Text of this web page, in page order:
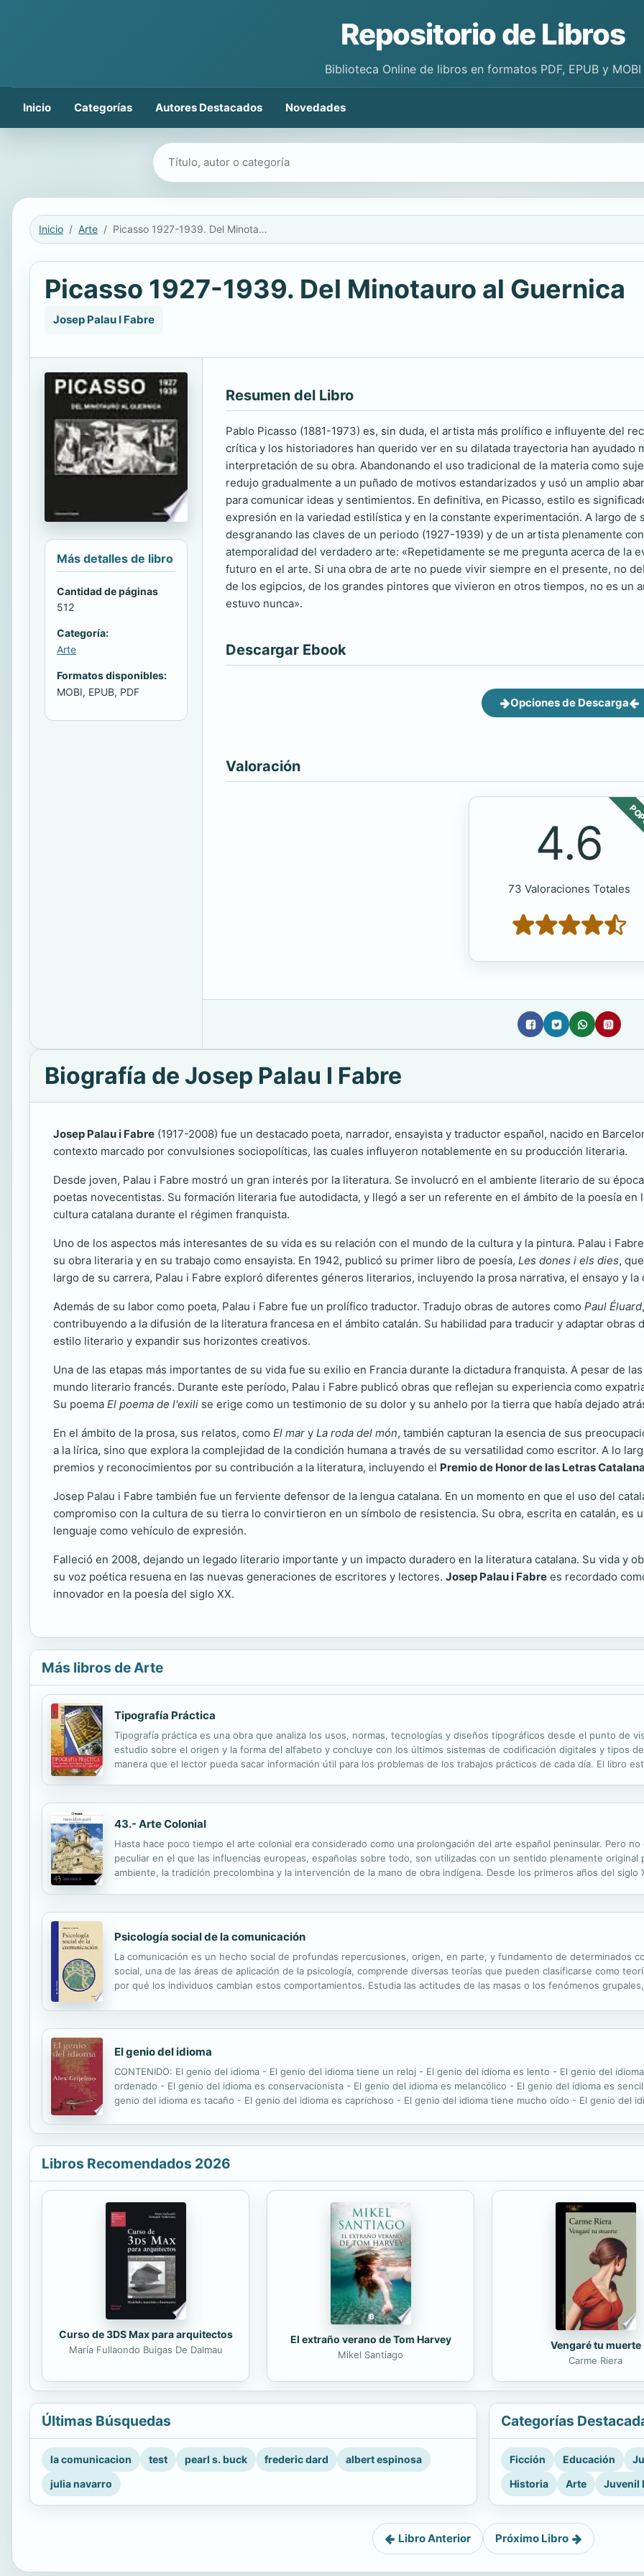
Repositorio de Libros
Biblioteca Online de libros en formatos PDF, EPUB y MOBI
Inicio Categorías Autores Destacados Novedades
Buscar libros
Inicio Arte Picasso 1927-1939. Del Minotauro al Guernica
Picasso 1927-1939. Del Minotauro al Guernica
Josep Palau I Fabre
Más detalles de libro
Cantidad de páginas
512
Categoría:
Arte
Formatos disponibles:
MOBI, EPUB, PDF
Resumen del Libro
Pablo Picasso (1881-1973) es, sin duda, el artista más prolífico e influyente del
crítica y los historiadores han querido ver en su dilatada trayectoria han ayudado
interpretación de su obra. Abandonando el uso tradicional de la materia como
redujo gradualmente a un puñado de motivos estandarizados y usó un amplio
para comunicar ideas y sentimientos. En definitiva, en Picasso, estilo es
expresión en la variedad estilística y en la constante experimentación. A largo de
desgranando las claves de un periodo (1927-1939) y de un artista plenamente
atemporalidad del verdadero arte: «Repetidamente se me pregunta acerca de la
futuro en el arte. Si una obra de arte no puede vivir siempre en el presente, no
de los egipcios, de los grandes pintores que vivieron en otros tiempos, no es un
estuvo nunca».
Descargar Ebook
Opciones de Descarga
Valoración
4.6
73 Valoraciones Totales
Biografía de Josep Palau I Fabre
Josep Palau i Fabre (1917-2008) fue un destacado poeta, narrador, ensayista y traductor español, nacido en
contexto marcado por convulsiones sociopolíticas, las cuales influyeron notablemente en su producción literaria.
Desde joven, Palau i Fabre mostró un gran interés por la literatura. Se involucró en el ambiente literario de su
poetas novecentistas. Su formación literaria fue autodidacta, y llegó a ser un referente en el ámbito de la poesía en
cultura catalana durante el régimen franquista.
Uno de los aspectos más interesantes de su vida es su relación con el mundo de la cultura y la pintura. Palau i
su obra literaria y en su trabajo como ensayista. En 1942, publicó su primer libro de poesía, Les dones i els dies,
largo de su carrera, Palau i Fabre exploró diferentes géneros literarios, incluyendo la prosa narrativa, el ensayo y
Además de su labor como poeta, Palau i Fabre fue un prolífico traductor. Tradujo obras de autores como Paul Éluard
contribuyendo a la difusión de la literatura francesa en el ámbito catalán. Su habilidad para traducir y adaptar
estilo literario y expandir sus horizontes creativos.
Una de las etapas más importantes de su vida fue su exilio en Francia durante la dictadura franquista. A pesar de
mundo literario francés. Durante este período, Palau i Fabre publicó obras que reflejan su experiencia como
Su poema El poema de l'exili se erige como un testimonio de su dolor y su anhelo por la tierra que había dejado
En el ámbito de la prosa, sus relatos, como El mar y La roda del món, también capturan la esencia de sus
a la lírica, sino que explora la complejidad de la condición humana a través de su versatilidad como escritor. A lo
premios y reconocimientos por su contribución a la literatura, incluyendo el Premio de Honor de las Letras
Josep Palau i Fabre también fue un ferviente defensor de la lengua catalana. En un momento en que el uso del
compromiso con la cultura de su tierra lo convirtieron en un símbolo de resistencia. Su obra, escrita en catalán, es
lenguaje como vehículo de expresión.
Falleció en 2008, dejando un legado literario importante y un impacto duradero en la literatura catalana. Su vida y
su voz poética resuena en las nuevas generaciones de escritores y lectores. Josep Palau i Fabre es recordado
innovador en la poesía del siglo XX.
Más libros de Arte
Tipografía Práctica
Tipografía práctica es una obra que analiza los usos, normas, tecnologías y diseños tipográficos desde el punto de
estudio sobre el origen y la forma del alfabeto y concluye con los últimos sistemas de codificación digitales y tipos
manera que el lector pueda sacar información útil para los problemas de los trabajos prácticos de cada día. El libro
43.- Arte Colonial
Hasta hace poco tiempo el arte colonial era considerado como una prolongación del arte español peninsular. Pero
peculiar en el que las influencias europeas, españolas sobre todo, son utilizadas con un sentido plenamente
ambiente, la tradición precolombina y la intervención de la mano de obra indígena. Desde los primeros años del siglo
Psicología social de la comunicación
La comunicación es un hecho social de profundas repercusiones, origen, en parte, y fundamento de determinados
social, una de las áreas de aplicación de la psicología, comprende diversas teorías que pueden clasificarse como
por qué los individuos cambian estos comportamientos. Estudia las actitudes de las masas o los fenómenos
El genio del idioma
CONTENIDO: El genio del idioma - El genio del idioma tiene un reloj - El genio del idioma es lento - El genio del
ordenado - El genio del idioma es conservacionista - El genio del idioma es melancólico - El genio del idioma es
genio del idioma es tacaño - El genio del idioma es caprichoso - El genio del idioma tiene mucho oído - El genio del
Libros Recomendados 2026
Curso de 3DS Max para arquitectos
María Fullaondo Buigas De Dalmau
El extraño verano de Tom Harvey
Mikel Santiago
Vengaré tu muerte
Carme Riera
Últimas Búsquedas
la comunicacion test pearl s. buck frederic dard
albert espinosa
julia navarro
Categorías
Ficción Educación
Historia
Arte Juvenil
Libro Anterior Próximo Libro